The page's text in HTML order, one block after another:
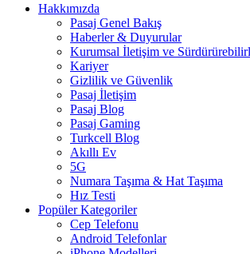
Hakkımızda
Pasaj Genel Bakış
Haberler & Duyurular
Kurumsal İletişim ve
Kariyer
Gizlilik ve Güvenlik
Pasaj İletişim
Pasaj Blog
Pasaj Gaming
Turkcell Blog
Akıllı Ev
5G
Numara Taşıma & Hat Taşıma
Hız Testi
Popüler Kategoriler
Cep Telefonu
Android Telefonlar